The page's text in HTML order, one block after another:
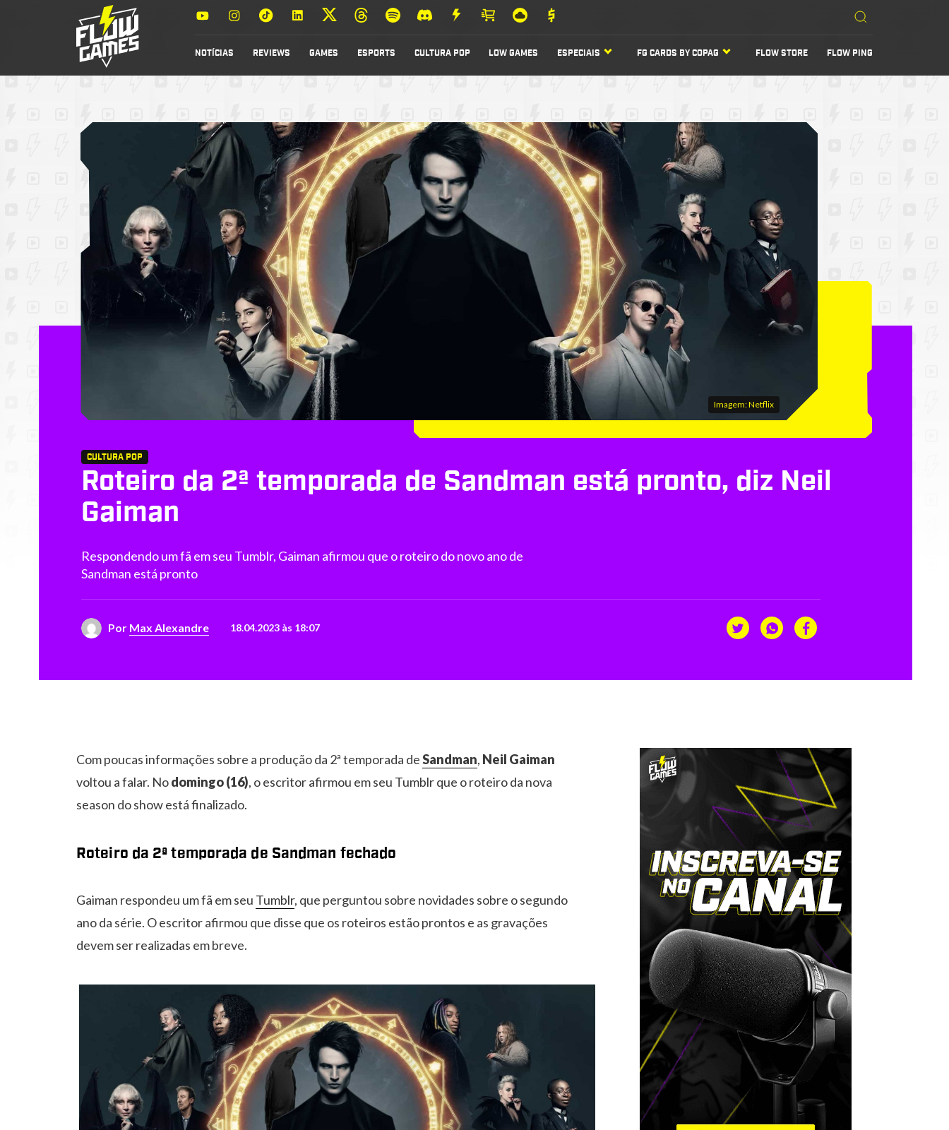
NOTÍCIAS REVIEWS GAMES ESPORTS CULTURA POP LOW GAMES ESPECIAIS FG CARDS BY COPAG FLOW STORE FLOW PING
Imagem: Netflix
CULTURA POP
Roteiro da 2ª temporada de Sandman está pronto, diz Neil
Gaiman
Respondendo um fã em seu Tumblr, Gaiman afirmou que o roteiro do novo ano de
Sandman está pronto
Por Max Alexandre 18.04.2023 às 18:07
Com poucas informações sobre a produção da 2ª temporada deSandman, Neil Gaiman
voltou a falar. Nodomingo (16), o escritor afirmou em seu Tumblr que o roteiro da nova
season do show está finalizado.
Roteiro da 2ª temporada de Sandman fechado
Gaiman respondeu um fã em seu Tumblr, que perguntou sobre novidades sobre o segundo
ano da série. O escritor afirmou que disse que os roteiros estão prontos e as gravações
devem ser realizadas em breve.